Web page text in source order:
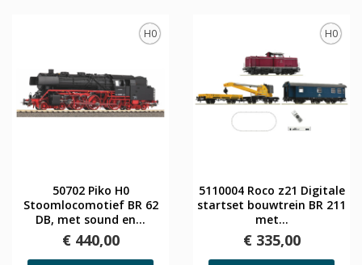
H0
50702 Piko H0
Stoomlocomotief BR 62
DB, met sound en...
€ 440,00
H0
5110004 Roco z21 Digitale
startset bouwtrein BR 211
met...
€ 335,00